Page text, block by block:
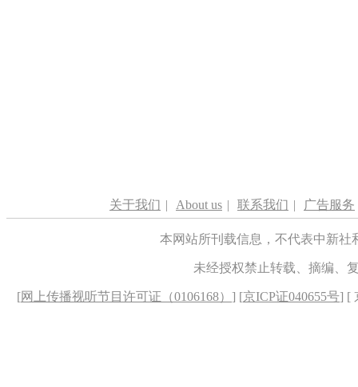
关于我们 | About us | 联系我们 | 广告服务
本网站所刊载信息，不代表中新
未经授权禁止转载、摘编、
[网上传播视听节目许可证（0106168） ] [京ICP证040655号] [